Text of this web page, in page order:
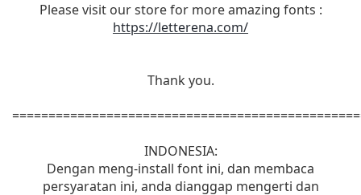
Please visit our store for more amazing fonts :
https://letterena.com/
Thank you.
INDONESIA:
Dengan meng-install font ini, dan membaca
persyaratan ini, anda dianggap mengerti dan